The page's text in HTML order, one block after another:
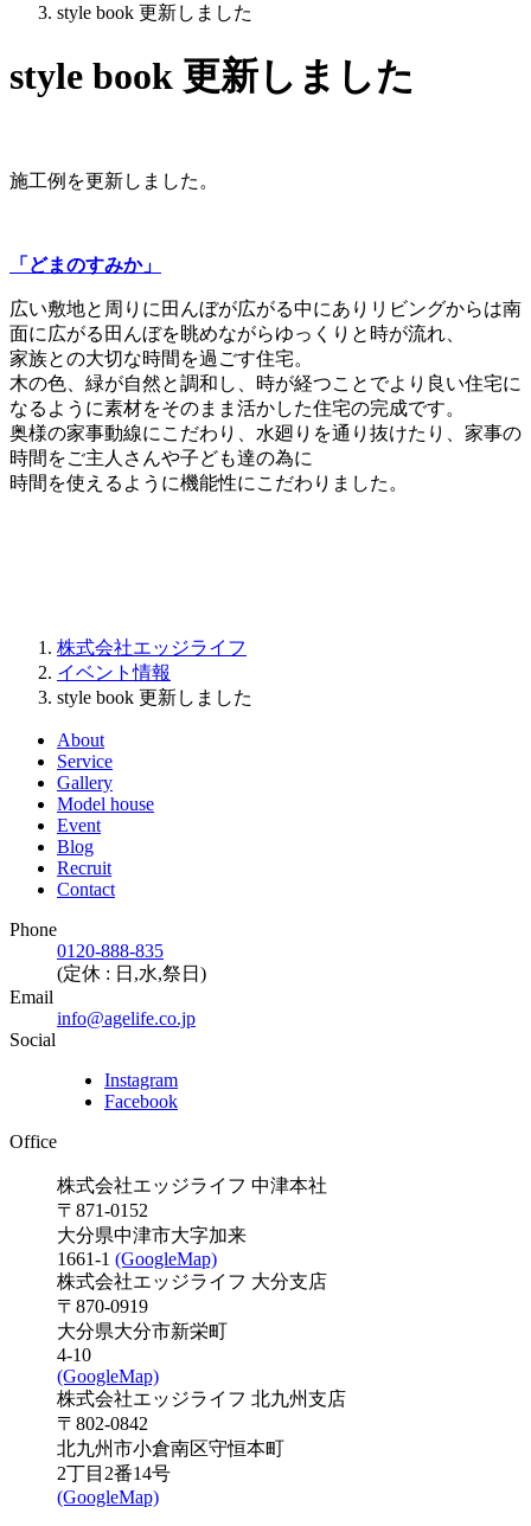
style book 更新しました
style book 更新しました
施工例を更新しました。
「どまのすみか」
広い敷地と周りに田んぼが広がる中にありリビングからは南
面に広がる田んぼを眺めながらゆっくりと時が流れ、
家族との大切な時間を過ごす住宅。
木の色、緑が自然と調和し、時が経つことでより良い住宅に
なるように素材をそのまま活かした住宅の完成です。
奥様の家事動線にこだわり、水廻りを通り抜けたり、家事の
時間をご主人さんや子ども達の為に
時間を使えるように機能性にこだわりました。
株式会社エッジライフ
イベント情報
style book 更新しました
About
Service
Gallery
Model house
Event
Blog
Recruit
Contact
Phone
0120-888-835
(定休 : 日,水,祭日)
Email
info@agelife.co.jp
Social
Instagram
Facebook
Office
株式会社エッジライフ 中津本社
〒871-0152
大分県中津市大字加来
1661-1 (GoogleMap)
株式会社エッジライフ 大分支店
〒870-0919
大分県大分市新栄町
4-10
(GoogleMap)
株式会社エッジライフ 北九州支店
〒802-0842
北九州市小倉南区守恒本町
2丁目2番14号
(GoogleMap)